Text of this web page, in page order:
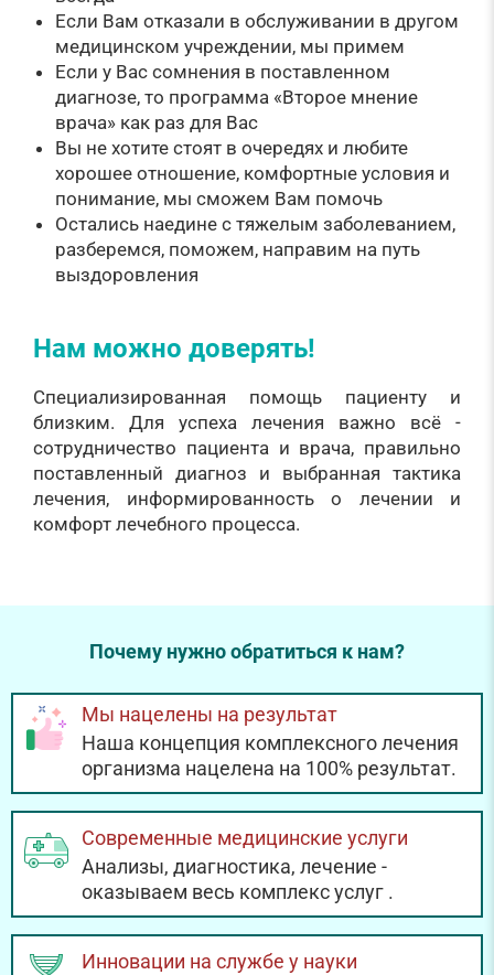
Если Вам отказали в обслуживании в другом
медицинском учреждении, мы примем
Если у Вас сомнения в поставленном
диагнозе, то программа «Второе мнение
врача» как раз для Вас
Вы не хотите стоят в очередях и любите
хорошее отношение, комфортные условия и
понимание, мы сможем Вам помочь
Остались наедине с тяжелым заболеванием,
разберемся, поможем, направим на путь
выздоровления
Нам можно доверять!
Специализированная помощь пациенту и
близким. Для успеха лечения важно всё -
сотрудничество пациента и врача, правильно
поставленный диагноз и выбранная тактика
лечения, информированность о лечении и
комфорт лечебного процесса.
Почему нужно обратиться к нам?
Мы нацелены на результат
Наша концепция комплексного лечения
организма нацелена на 100% результат.
Современные медицинские услуги
Анализы, диагностика, лечение -
оказываем весь комплекс услуг .
Инновации на службе у науки